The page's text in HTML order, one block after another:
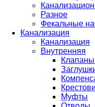
Разное
Фекальные
Канализация
Канализация
Внутренняя
Муфты